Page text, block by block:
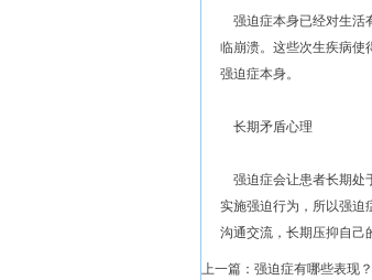
强迫症本身已经对生活
临崩溃。这些次生疾病使
强迫症本身。
长期矛盾心理
强迫症会让患者长期处
实施强迫行为，所以强迫
沟通交流，长期压抑自己
上一篇： 强迫症有哪些表现